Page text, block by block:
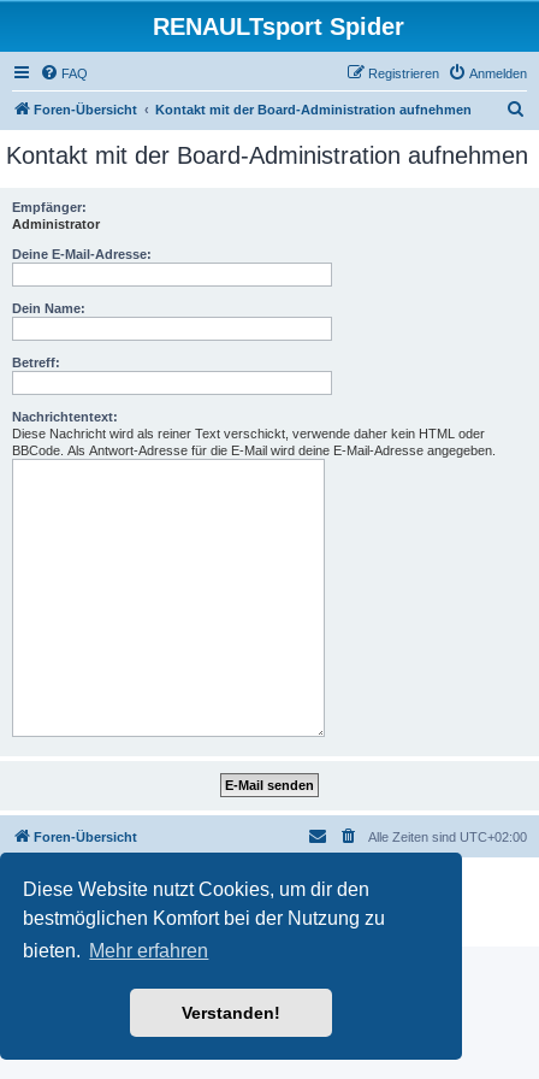
Diese Website nutzt Cookies, um dir den
bestmöglichen Komfort bei der Nutzung zu
bieten. Mehr erfahren
Verstanden!
RENAULTsport Spider
FAQ Anmelden
Registrieren
Foren-Übersicht Kontakt mit der Board-Administration aufnehmen
c
Kontakt mit der Board-Administration aufnehmen
Empfänger:
Administrator
Deine E-Mail-Adresse:
Dein Name:
Betreff:
Nachrichtentext:
Diese Nachricht wird als reiner Text verschickt, verwende daher kein HTML oder
BBCode. Als Antwort-Adresse für die E-Mail wird deine E-Mail-Adresse angegeben.
Foren-Übersicht Alle Zeiten sind UTC+02:00
Powered by phpBB
® Forum Software © phpBB Limited
Deutsche Übersetzung durch
Datenschutz|Nutzungsbedingungen